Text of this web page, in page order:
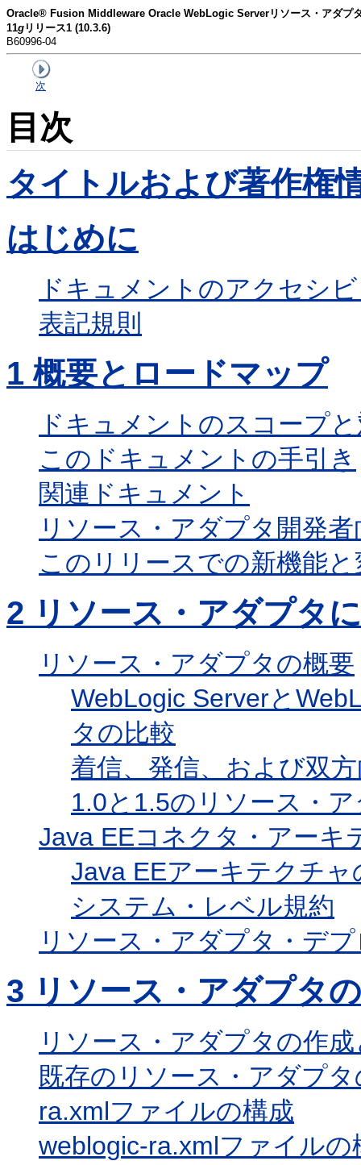
Oracle® Fusion Middleware Oracle WebLogic Serverリソース・アダプ
11g リリース1 (10.3.6)
B60996-04
次
目次
タイトルおよび著作権
はじめに
ドキュメントのアクセシ
表記規則
1 概要とロードマップ
ドキュメントのスコープ
このドキュメントの手引き
関連ドキュメント
リソース・アダプタ開発
このリリースでの新機能と
2 リソース・アダプタ
リソース・アダプタの概要
WebLogic Serverと
タの比較
着信、発信、および双
1.0と1.5のリソース・
Java EEコネクタ・アーキ
Java EEアーキテクチ
システム・レベル規約
リソース・アダプタ・デ
3 リソース・アダプタ
リソース・アダプタの作
既存のリソース・アダプ
ra.xmlファイルの構成
weblogic-ra.xmlファイルの